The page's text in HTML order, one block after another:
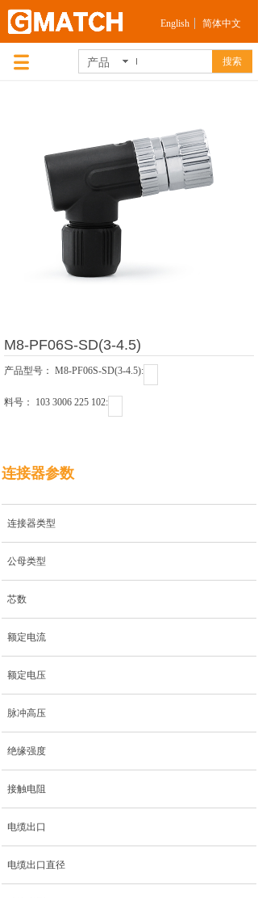
English 简体中文
产品 搜索
M8-PF06S-SD(3-4.5)
产品型号： M8-PF06S-SD(3-4.5)ㅤㅤㅤㅤㅤㅤㅤㅤㅤㅤㅤㅤ:
料号： 103 3006 225 102ㅤㅤㅤㅤㅤㅤㅤㅤㅤㅤㅤ:
连接器参数
连接器类型
公母类型
芯数
额定电流
额定电压
脉冲高压
绝缘强度
接触电阻
电缆出口
电缆出口直径